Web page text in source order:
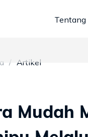
Tentang
Artikel
Mudah